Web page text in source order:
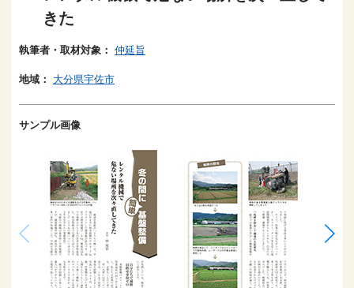
きた
執筆者・取材対象： 仲延旨
地域： 大分県宇佐市
サンプル画像